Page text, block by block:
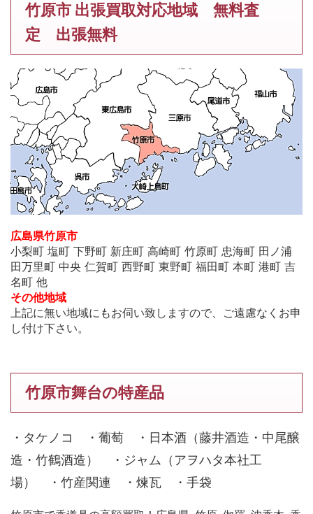
竹原市 出張買取対応地域 無料査
定 出張無料
広島県竹原市
小梨町 塩町 下野町 新庄町 高崎町 竹原町 忠海町 田ノ浦
田万里町 中央 仁賀町 西野町 東野町 福田町 本町 港町 吉
名町 他
その他地域
上記に無い地域にもお伺い致しますので、ご遠慮なくお申
し付け下さい。
竹原市舞台の特産品
・タケノコ ・葡萄 ・日本酒（藤井酒造・中尾醸
造・竹鶴酒造） ・ジャム（アヲハタ本社工
場） ・竹産関連 ・煉瓦 ・手袋